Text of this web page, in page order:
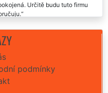
Určitě budu tuto firmu
domácnosti v plzni pro mojí
poděkovat, jste skvělí, určitě
při úklidu mé domácnosti na
přístup, cena odpovídala
podmínky